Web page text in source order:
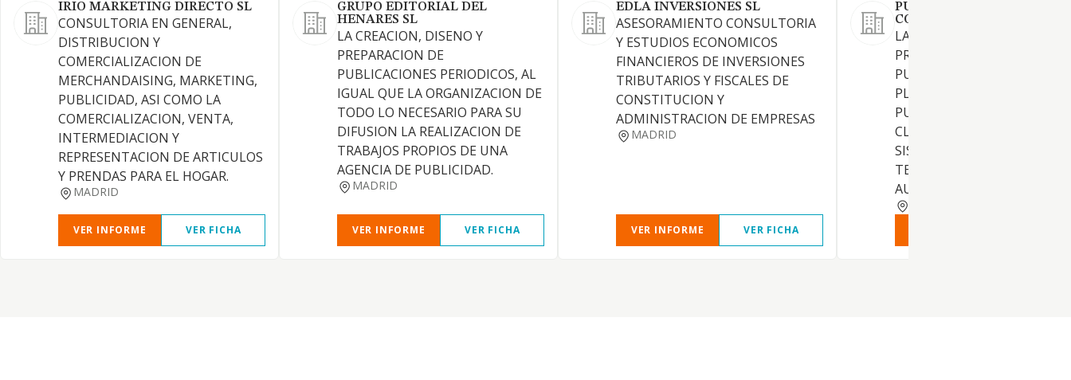
IRIO MARKETING DIRECTO SL
CONSULTORIA EN GENERAL,
DISTRIBUCION Y
COMERCIALIZACION DE
MERCHANDAISING, MARKETING,
PUBLICIDAD, ASI COMO LA
COMERCIALIZACION, VENTA,
INTERMEDIACION Y
REPRESENTACION DE ARTICULOS
Y PRENDAS PARA EL HOGAR.
MADRID
VER INFORME VER FICHA
GRUPO EDITORIAL DEL
HENARES SL
LA CREACION, DISENO Y
PREPARACION DE
PUBLICACIONES PERIODICOS, AL
IGUAL QUE LA ORGANIZACION DE
TODO LO NECESARIO PARA SU
DIFUSION LA REALIZACION DE
TRABAJOS PROPIOS DE UNA
AGENCIA DE PUBLICIDAD.
MADRID
VER INFORME VER FICHA
EDLA INVERSIONES SL
ASESORAMIENTO CONSULTORIA
Y ESTUDIOS ECONOMICOS
FINANCIEROS DE INVERSIONES
TRIBUTARIOS Y FISCALES DE
CONSTITUCION Y
ADMINISTRACION DE EMPRESAS
MADRID
VER INFORME VER FICHA
PUBLIESPACIO MEDIA
CONSULTING SL
LA COMPRAVENTA,
PROMOCION DE SERVICIOS
PUBLICIDAD, CREATIVIDAD Y
PLANIFICACION DE
PUBLICITARIAS EN TODAS
CLASES DE MEDIOS, LINEAS
SISTEMAS DE
TELECOMUNICACION Y
AUDIOVISUALES